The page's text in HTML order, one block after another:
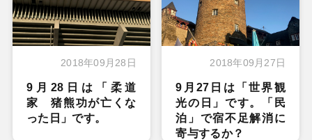
2018年09月28日
9月28日は「柔道
家 猪熊功が亡くな
った日」です。
2018年09月27日
9月27日は「世界観
光の日」です。「民
泊」で宿不足解消に
寄与するか？